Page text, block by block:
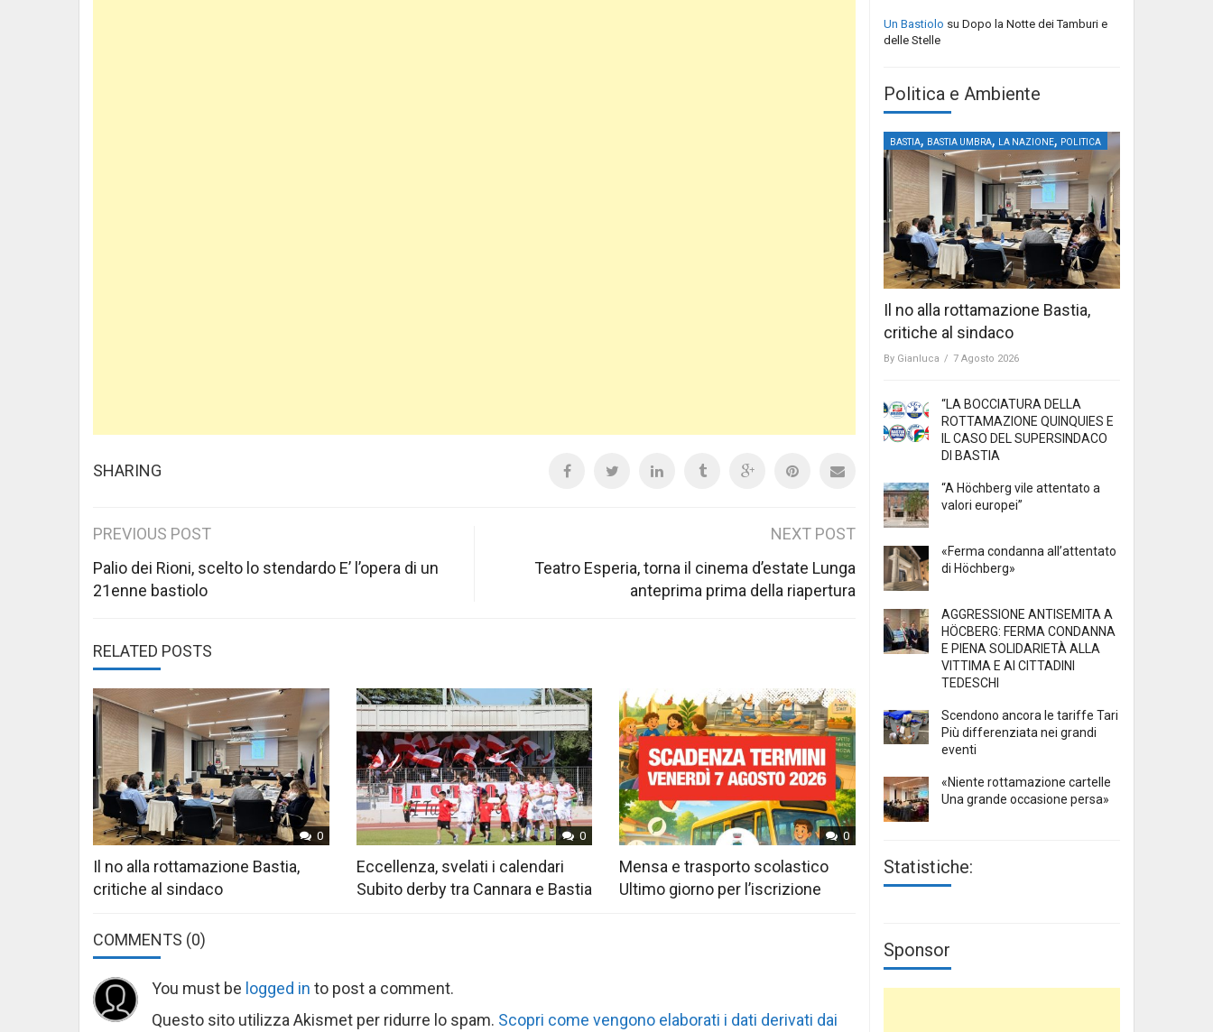
SHARING
Post
navigation
PREVIOUS POST
Palio dei Rioni, scelto lo stendardo E’ l’opera di un
21enne bastiolo
NEXT POST
Teatro Esperia, torna il cinema d’estate Lunga
anteprima prima della riapertura
RELATED POSTS
0
Il no alla rottamazione Bastia,
critiche al sindaco
0
Eccellenza, svelati i calendari
Subito derby tra Cannara e Bastia
0
Mensa e trasporto scolastico
Ultimo giorno per l’iscrizione
COMMENTS (0)
You must be logged in to post a comment.
Questo sito utilizza Akismet per ridurre lo spam. Scopri come vengono elaborati i dati derivati dai
Un Bastiolo su Dopo la Notte dei Tamburi e
delle Stelle
Politica e Ambiente
BASTIA, BASTIA UMBRA, LA NAZIONE, POLITICA
Il no alla rottamazione Bastia,
critiche al sindaco
By Gianluca / 7 Agosto 2026
“LA BOCCIATURA DELLA
ROTTAMAZIONE QUINQUIES E
IL CASO DEL SUPERSINDACO
DI BASTIA
“A Höchberg vile attentato a
valori europei”
«Ferma condanna all’attentato
di Höchberg»
AGGRESSIONE ANTISEMITA A
HÖCBERG: FERMA CONDANNA
E PIENA SOLIDARIETÀ ALLA
VITTIMA E AI CITTADINI
TEDESCHI
Scendono ancora le tariffe Tari
Più differenziata nei grandi
eventi
«Niente rottamazione cartelle
Una grande occasione persa»
Statistiche:
Sponsor